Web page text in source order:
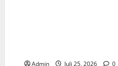
Admin Juli 25, 2026 0